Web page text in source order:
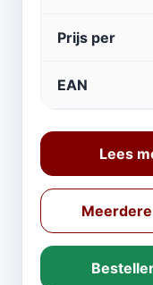
Prijs per
EAN
Lees